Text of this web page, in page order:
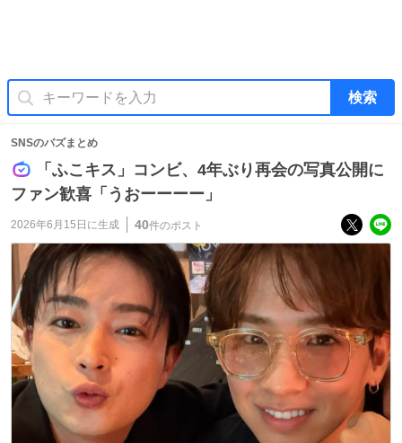
検索
SNSのバズまとめ
「ふこキス」コンビ、4年ぶり再会の写真公開に
ファン歓喜「うおーーーー」
2026年6月15日 に生成 40件のポスト